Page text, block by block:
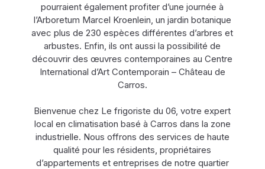
pourraient également profiter d’une journée à
l’Arboretum Marcel Kroenlein, un jardin botanique
avec plus de 230 espèces différentes d’arbres et
arbustes. Enfin, ils ont aussi la possibilité de
découvrir des œuvres contemporaines au Centre
International d’Art Contemporain – Château de
Carros.
Bienvenue chez Le frigoriste du 06, votre expert
local en climatisation basé à Carros dans la zone
industrielle. Nous offrons des services de haute
qualité pour les résidents, propriétaires
d’appartements et entreprises de notre quartier